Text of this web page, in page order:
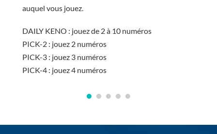
auquel vous jouez.
DAILY KENO : jouez de 2 à 10 numéros
PICK-2 : jouez 2 numéros
PICK-3 : jouez 3 numéros
PICK-4 : jouez 4 numéros